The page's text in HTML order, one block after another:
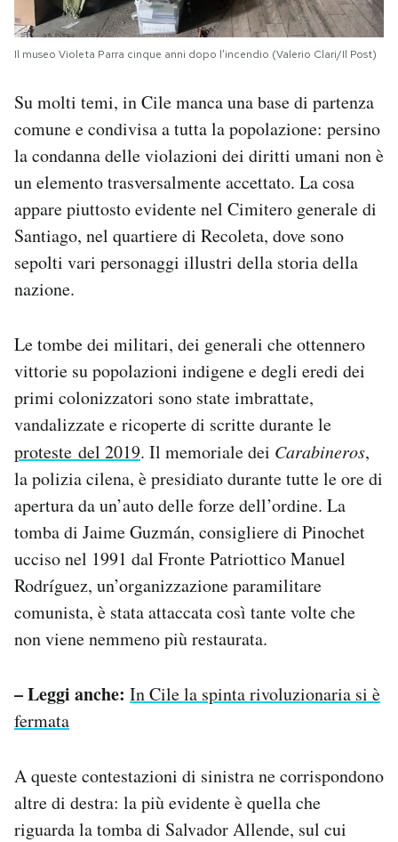
Il museo Violeta Parra cinque anni dopo l’incendio (Valerio Clari/Il Post)
Su molti temi, in Cile manca una base di partenza
comune e condivisa a tutta la popolazione: persino
la condanna delle violazioni dei diritti umani non è
un elemento trasversalmente accettato. La cosa
appare piuttosto evidente nel Cimitero generale di
Santiago, nel quartiere di Recoleta, dove sono
sepolti vari personaggi illustri della storia della
nazione.
Le tombe dei militari, dei generali che ottennero
vittorie su popolazioni indigene e degli eredi dei
primi colonizzatori sono state imbrattate,
vandalizzate e ricoperte di scritte durante le
proteste del 2019. Il memoriale dei Carabineros,
la polizia cilena, è presidiato durante tutte le ore di
apertura da un’auto delle forze dell’ordine. La
tomba di Jaime Guzmán, consigliere di Pinochet
ucciso nel 1991 dal Fronte Patriottico Manuel
Rodríguez, un’organizzazione paramilitare
comunista, è stata attaccata così tante volte che
non viene nemmeno più restaurata.
– Leggi anche: In Cile la spinta rivoluzionaria si è
fermata
A queste contestazioni di sinistra ne corrispondono
altre di destra: la più evidente è quella che
riguarda la tomba di Salvador Allende, sul cui